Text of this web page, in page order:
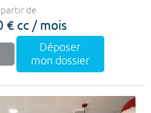
de
€ cc / mois
Déposer
mon dossier